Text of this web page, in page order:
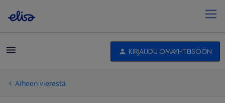
KIRJAUDU OMAYHTEISÖÖN
Aiheen vierestä